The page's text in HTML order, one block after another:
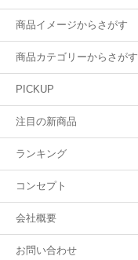
商品イメージからさがす
商品カテゴリーからさがす
PICKUP
注目の新商品
ランキング
コンセプト
会社概要
お問い合わせ